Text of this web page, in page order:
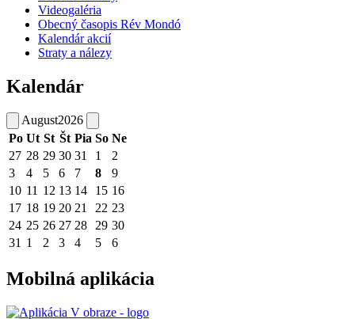
Videogaléria
Obecný časopis Rév Mondó
Kalendár akcií
Straty a nálezy
Kalendár
August2026
Po Ut St Št Pia So Ne
27 28 29 30 31 1
2
3
4 5 6 7 8
9
10 11 12 13 14 15 16
17 18 19 20 21 22 23
24 25 26 27 28 29 30
31 1 2 3 4 5 6
Mobilná aplikácia